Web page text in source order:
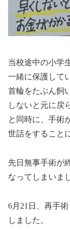
当校途中の小学
一緒に保護して
首輪をたぶん飼
しないと元に戻
と同時に、手術
世話をすること
先日無事手術が
なってしまいま
6月21日、再手
しました。